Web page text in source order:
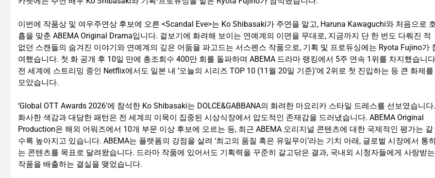
이번에 작품상 및 여우주연상 후보에 오른 <Scandal Eve>는 Ko Shibasaki가 주연을 맡고, Haruna Kawaguchi와 처음으로
흡을 맞춘 ABEMA Original Drama입니다. 겉보기에 화려해 보이는 연예계의 이면을 무대로, 지금까지 단 한 번도 다뤄진 적
없던 스캔들의 숨겨진 이야기와 연예계의 깊은 어둠을 파고드는 서스펜스 작품으로, 기획 및 프로듀싱에는 Ryota Fujino가
여했습니다. 첫 화 공개 후 10일 만에 총조회수 400만 회를 돌파하며 ABEMA 드라마 랭킹에서 5주 연속 1위를 차지했습니
전 세계에 스트리밍 중인 Netflix에서도 일본 내 ‘오늘의 시리즈 TOP 10 (11월 20일 기준)’에 2위로 첫 진입하는 등 큰 화제를
모았습니다.
‘Global OTT Awards 2026’에 참석한 Ko Shibasaki는 DOLCE&GABBANA의 화려한 마요리카 스타일 드레스를 선보였습니다.
화사한 색감과 대담한 패턴은 전 세계의 이목이 집중된 시상식장에서 압도적인 존재감을 드러냈습니다. ABEMA Original
Production은 해외 어워즈에서 10개 부문 이상 후보에 오르는 등, 최근 ABEMA 오리지널 콘텐츠에 대한 국제적인 평가는 갈
수록 높아지고 있습니다. ABEMA는 플랫폼의 강점을 살려 ‘최고의 품질 혹은 유일무이’라는 기치 아래, 글로벌 시장에서 통
는 콘텐츠를 목표로 달려왔습니다. 드라마 작품에 있어서도 기획력을 꾸준히 갈고닦은 결과, 국내외 시청자들에게 사랑받는
작품을 배출하는 결실을 맺었습니다.